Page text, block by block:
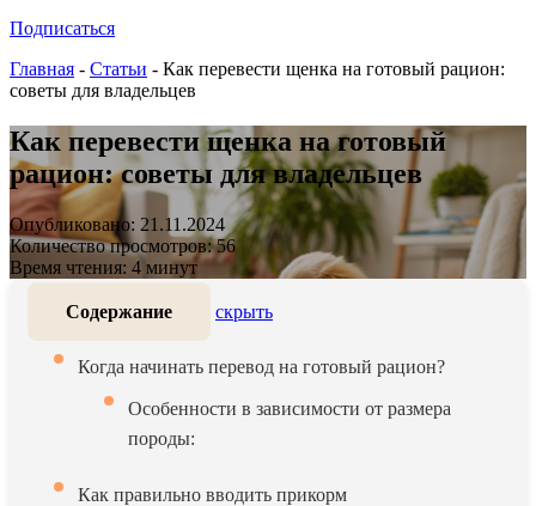
Подписаться
Главная - Статьи - Как перевести щенка на готовый рацион:
советы для владельцев
Как перевести щенка на готовый
рацион: советы для владельцев
Опубликовано: 21.11.2024
Количество просмотров: 56
Время чтения: 4 минут
Содержание скрыть
Когда начинать перевод на готовый рацион?
Особенности в зависимости от размера
породы:
Как правильно вводить прикорм